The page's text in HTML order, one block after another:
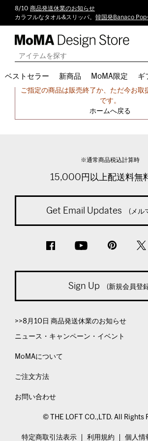
8/10 商品発送休業のお知らせ
カラフルなタオル&スリッパ。 韓国発Banaco
ベストセラー 新商品 MoMA限定 ギ
申し訳ございません。
ご指定の商品は販売終了か、ただ今お取
です。
ホームへ戻る
※通常商品税込計算時
15,000円以上配送料無
Get Email Updates (メル
Sign Up (新規会員登
>>8月10日 商品発送休業のお知らせ
ニュース・キャンペーン・イベント
MoMAについて
ご注文方法
お問い合わせ
© THE LOFT CO.,LTD. All Rights
特定商取引法表示 利用規約 個人情